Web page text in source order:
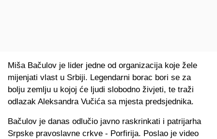
Miša Bačulov je lider jedne od organizacija koje žele
mijenjati vlast u Srbiji. Legendarni borac bori se za
bolju zemlju u kojoj će ljudi slobodno živjeti, te traži
odlazak Aleksandra Vučića sa mjesta predsjednika.
Bačulov je danas odlučio javno raskrinkati i patrijarha
Srpske pravoslavne crkve - Porfirija. Poslao je video